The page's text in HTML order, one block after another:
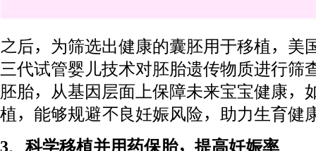
之后，为筛选出健康的囊胚用于移植，美
三代试管婴儿技术对胚胎遗传物质进行筛
胚胎，从基因层面上保障未来宝宝健康，
植，能够规避不良妊娠风险，助力生育健
3、科学移植并用药保胎，提高妊娠率